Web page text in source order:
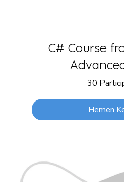
C# Course
30
Hemen